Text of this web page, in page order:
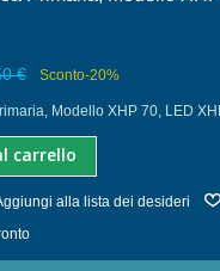
€ Sconto-20%
Modello XHP 70, LED
carrello
alla lista dei desideri